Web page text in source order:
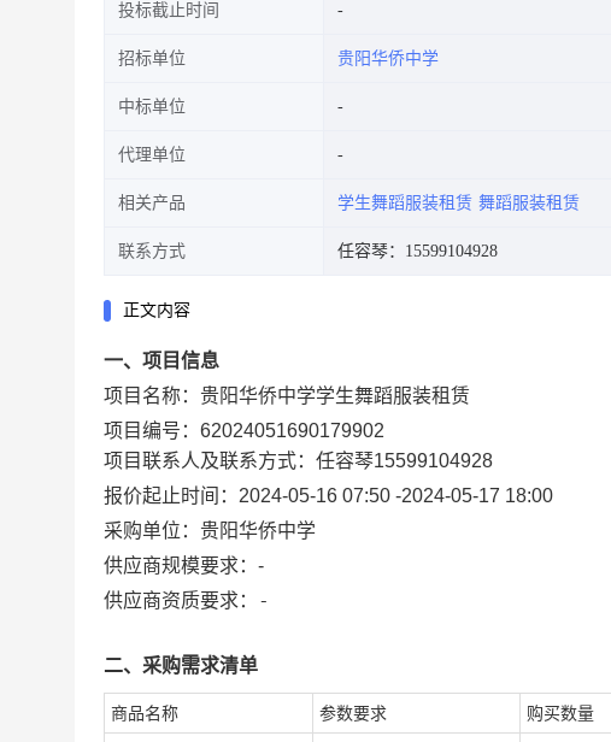
投标截止时间
招标单位 贵阳华侨中学
中标单位
代理单位
相关产品 学生舞蹈服装租赁 舞蹈服装租赁
联系方式 任容琴：15599104928
正文内容
一、项目信息
项目名称： 贵阳华侨中学学生舞蹈服装租赁
项目编号： 62024051690179902
项目联系人及联系方式： 任容琴15599104928
报价起止时间： 2024-05-16 07:50 -2024-05-17 18:00
采购单位： 贵阳华侨中学
供应商规模要求： -
供应商资质要求：
-
二、采购需求清单
商品名称 参数要求 购买数量